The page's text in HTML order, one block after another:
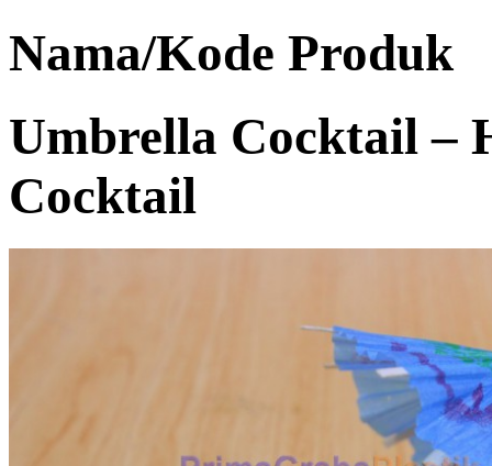
Nama/Kode Produk
Umbrella Cocktail –
Cocktail